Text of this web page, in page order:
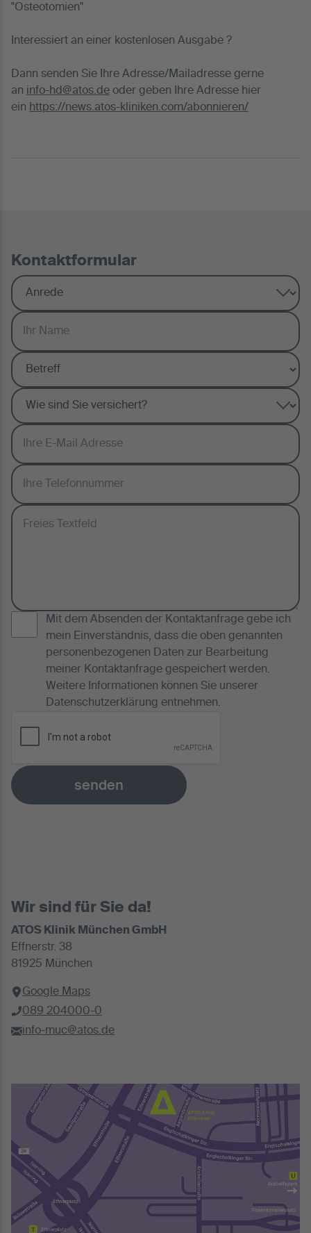
"Osteotomien"
Interessiert an einer kostenlosen Ausgabe ?
Dann senden Sie Ihre Adresse/Mailadresse gerne
an info-hd@atos.de oder geben Ihre Adresse hier
ein https://news.atos-kliniken.com/abonnieren/
Kontaktformular
Mit dem Absenden der Kontaktanfrage gebe ich
mein Einverständnis, dass die oben genannten
personenbezogenen Daten zur Bearbeitung
meiner Kontaktanfrage gespeichert werden.
Weitere Informationen können Sie unserer
Datenschutzerklärung entnehmen.
senden
Wir sind für Sie da!
ATOS Klinik München GmbH
Effnerstr. 38
81925 München
Google Maps
089 204000-0
info-muc@atos.de